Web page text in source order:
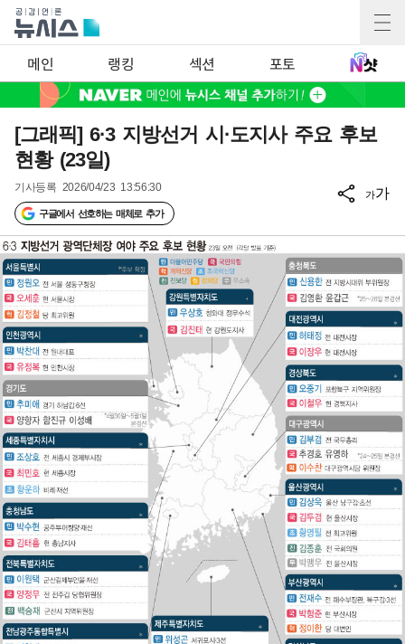
메인 랭킹 섹션 포토
[그래픽] 6·3 지방선거 시·도지사 주요 후보
현황 (23일)
기사등록 2026/04/23 13:56:30
구글에서 선호하는 매체로 추가
가가